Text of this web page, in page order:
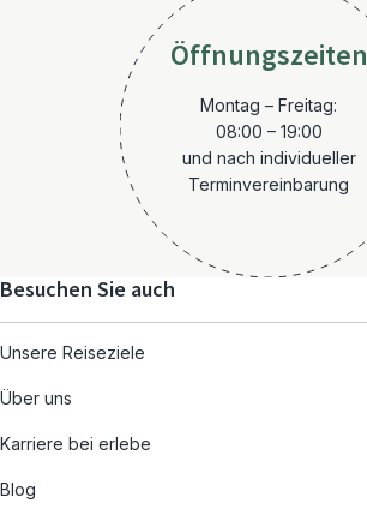
Öffnungszeiten
Montag – Freitag:
08:00 – 19:00
und nach individueller
Terminvereinbarung
Besuchen Sie auch
Unsere Reiseziele
Über uns
Karriere bei erlebe
Blog